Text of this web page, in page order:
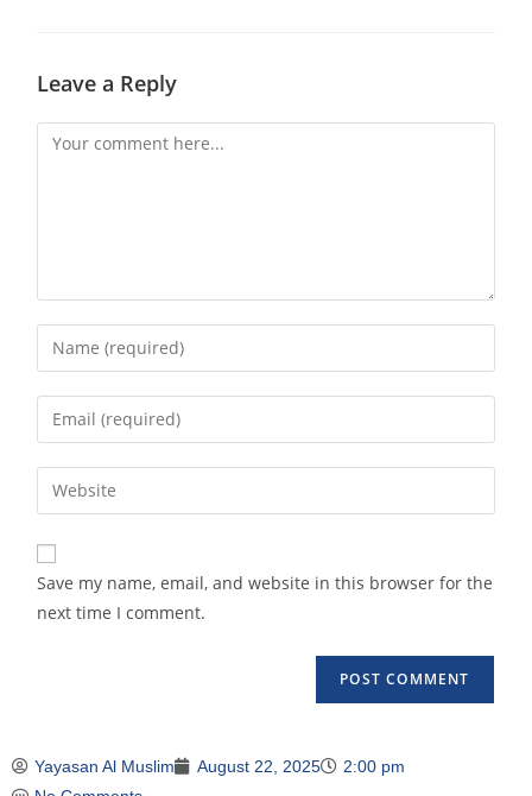
Leave a Reply
Save my name, email, and website in this browser for the
next time I comment.
Yayasan Al Muslim August 22, 2025
2:00 pm